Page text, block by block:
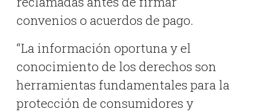
convenios o acuerdos de pago.
“La información oportuna y el
conocimiento de los derechos son
herramientas fundamentales para la
protección de consumidores y